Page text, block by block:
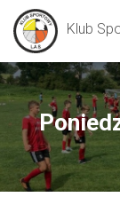
Klub